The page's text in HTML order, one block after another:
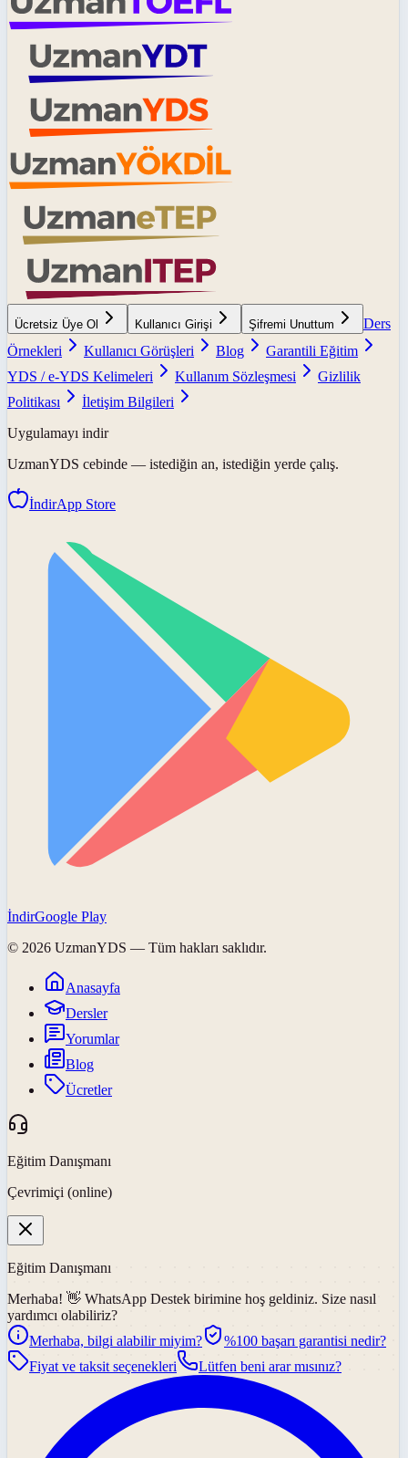
Ücretsiz Üye Ol Kullanıcı Girişi Şifremi Unuttum
Ders
Örnekleri
Kullanıcı Görüşleri Blog
Garantili Eğitim
YDS / e-YDS Kelimeleri
Kullanım Sözleşmesi
Gizlilik
Politikası
İletişim Bilgileri
Uygulamayı indir
UzmanYDS cebinde — istediğin an, istediğin yerde çalış.
İndirApp Store
İndirGoogle Play
© 2026 UzmanYDS — Tüm hakları saklıdır.
Anasayfa
Dersler
Yorumlar
Blog
Ücretler
Eğitim Danışmanı
Çevrimiçi (online)
Eğitim Danışmanı
Merhaba! 👋 WhatsApp Destek birimine hoş geldiniz. Size nasıl
yardımcı olabiliriz?
Merhaba, bilgi alabilir miyim?
%100 başarı garantisi nedir?
Fiyat ve taksit seçenekleri
Lütfen beni arar mısınız?